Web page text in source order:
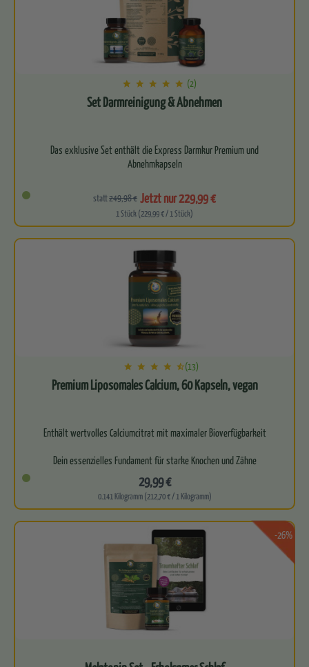
(2)
Set Darmreinigung & Abnehmen
Das exklusive Set enthält die Express Darmkur Premium und
Abnehmkapseln
Perfekt abgestimmtes Duo für 4-Tage-Expressreinigung…
statt249,98 € Jetzt nur 229,99 €
1 Stück (229,99 € / 1 Stück)
(13)
Premium Liposomales Calcium, 60 Kapseln, vegan
Enthält wertvolles Calciumcitrat mit maximaler Bioverfügbarkeit
Dein essenzielles Fundament für starke Knochen und Zähne
Un…
29,99 €
0.141 Kilogramm (212,70 € / 1 Kilogramm)
-26%